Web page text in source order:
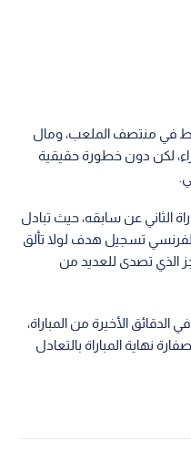
في منتصف الملعب، ومال
لكن دون خطورة حقيقية
الثاني عن سابقه، حيث تبادل
تسجيل هدف لولا تألق
الذي تصدى للعديد من
الأخيرة من المباراة،
نهاية المباراة بالتعادل